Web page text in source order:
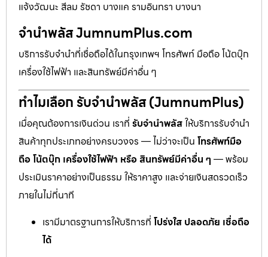
แจ้งวัฒนะ สีลม รัชดา บางแค รามอินทรา บางนา
จำนำพลัส JumnumPlus.com
บริการรับจำนำที่เชื่อถือได้ในกรุงเทพฯ โทรศัพท์ มือถือ โน้ตบุ๊ก
เครื่องใช้ไฟฟ้า และสินทรัพย์มีค่าอื่น ๆ
ทำไมเลือก รับจำนำพลัส (JumnumPlus)
เมื่อคุณต้องการเงินด่วน เราที่ รับจำนำพลัสให้บริการรับจำนำ
สินค้าทุกประเภทอย่างครบวงจร — ไม่ว่าจะเป็น โทรศัพท์มือ
ถือ โน้ตบุ๊ก เครื่องใช้ไฟฟ้า หรือ สินทรัพย์มีค่าอื่น ๆ — พร้อม
ประเมินราคาอย่างเป็นธรรม ให้ราคาสูง และจ่ายเงินสดรวดเร็ว
ภายในไม่กี่นาที
เรามีมาตรฐานการให้บริการที่ โปร่งใส ปลอดภัย เชื่อถือ
ได้